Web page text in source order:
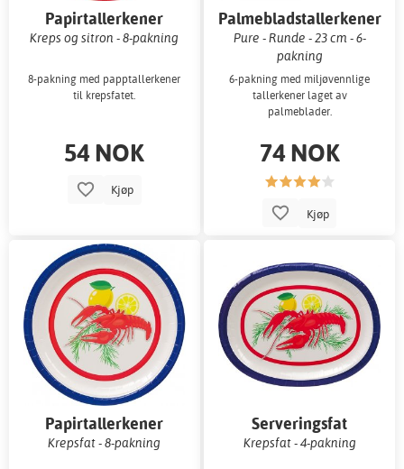
Papirtallerkener
Kreps og sitron - 8-pakning
8-pakning med papptallerkener
til krepsfatet.
54 NOK
Kjøp
Palmebladstallerkener
Pure - Runde - 23 cm - 6-
pakning
6-pakning med miljøvennlige
tallerkener laget av
palmeblader.
74 NOK
Kjøp
Papirtallerkener
Krepsfat - 8-pakning
Serveringsfat
Krepsfat - 4-pakning